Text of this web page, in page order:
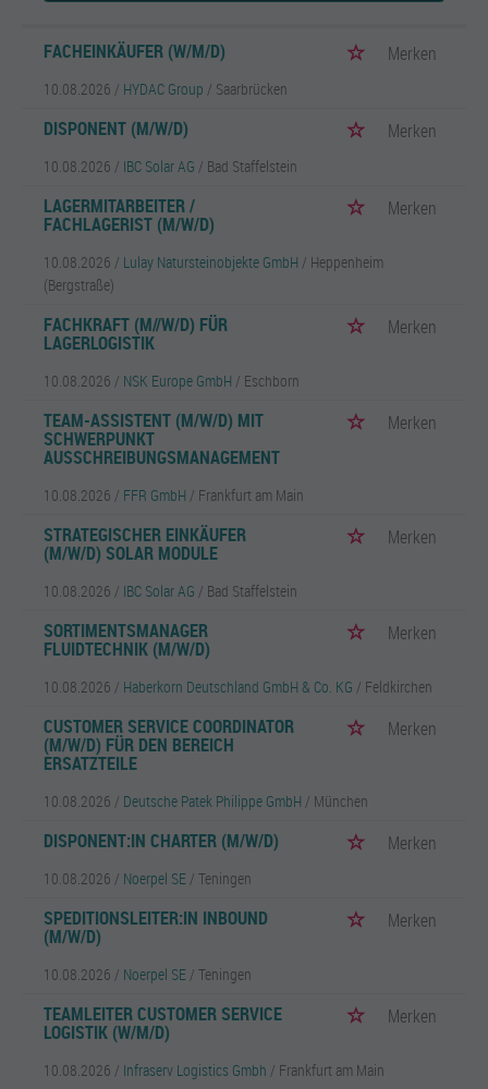
FACHEINKÄUFER (W/M/D) Merken
10.08.2026 / HYDAC Group / Saarbrücken
DISPONENT (M/W/D) Merken
10.08.2026 / IBC Solar AG / Bad Staffelstein
LAGERMITARBEITER /
FACHLAGERIST (M/W/D)
Merken
10.08.2026 / Lulay Natursteinobjekte GmbH / Heppenheim
(Bergstraße)
FACHKRAFT (M//W/D) FÜR
LAGERLOGISTIK
Merken
10.08.2026 / NSK Europe GmbH / Eschborn
TEAM-ASSISTENT (M/W/D) MIT
SCHWERPUNKT
AUSSCHREIBUNGSMANAGEMENT
Merken
10.08.2026 / FFR GmbH / Frankfurt am Main
STRATEGISCHER EINKÄUFER
(M/W/D) SOLAR MODULE
Merken
10.08.2026 / IBC Solar AG / Bad Staffelstein
SORTIMENTSMANAGER
FLUIDTECHNIK (M/W/D)
Merken
10.08.2026 / Haberkorn Deutschland GmbH & Co. KG / Feldkirchen
CUSTOMER SERVICE COORDINATOR
(M/W/D) FÜR DEN BEREICH
ERSATZTEILE
Merken
10.08.2026 / Deutsche Patek Philippe GmbH / München
DISPONENT:IN CHARTER (M/W/D) Merken
10.08.2026 / Noerpel SE / Teningen
SPEDITIONSLEITER:IN INBOUND
(M/W/D)
Merken
10.08.2026 / Noerpel SE / Teningen
TEAMLEITER CUSTOMER SERVICE
LOGISTIK (W/M/D)
Merken
10.08.2026 / Infraserv Logistics Gmbh / Frankfurt am Main